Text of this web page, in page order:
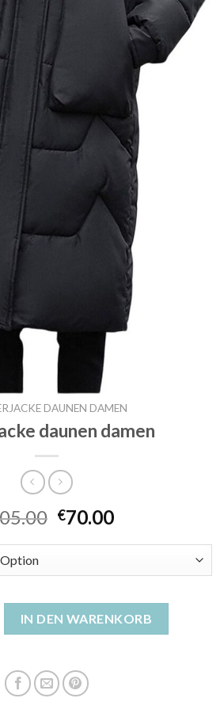
DAUNEN DAMEN
daunen damen
€70.00
IN DEN WARENKORB